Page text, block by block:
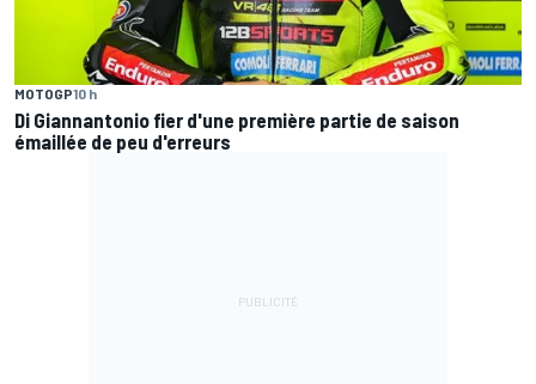
MOTOGP10 h
Di Giannantonio fier d'une première partie de saison
émaillée de peu d'erreurs